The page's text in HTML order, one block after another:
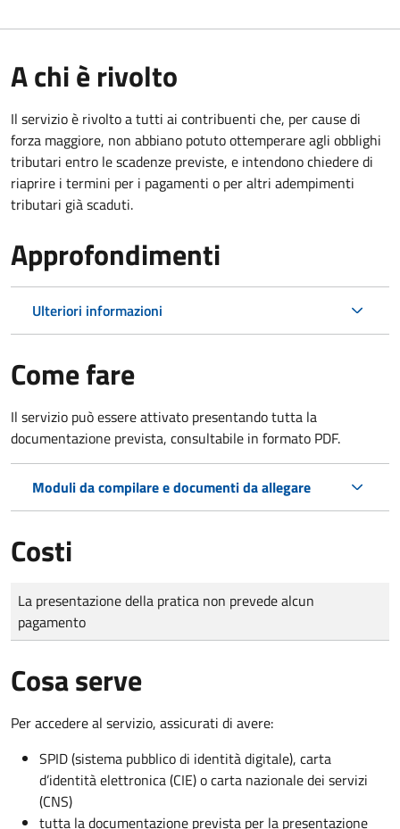
A chi è rivolto
Il servizio è rivolto a tutti ai contribuenti che, per cause di
forza maggiore, non abbiano potuto ottemperare agli obblighi
tributari entro le scadenze previste, e intendono chiedere di
riaprire i termini per i pagamenti o per altri adempimenti
tributari già scaduti.
Approfondimenti
Ulteriori informazioni
Come fare
Il servizio può essere attivato presentando tutta la
documentazione prevista, consultabile in formato PDF.
Moduli da compilare e documenti da allegare
Costi
Tipo di pagamento
Importo
La presentazione della pratica non prevede alcun
pagamento
Cosa serve
Per accedere al servizio, assicurati di avere:
SPID (sistema pubblico di identità digitale), carta
d’identità elettronica (CIE) o carta nazionale dei servizi
(CNS)
tutta la documentazione prevista per la presentazione